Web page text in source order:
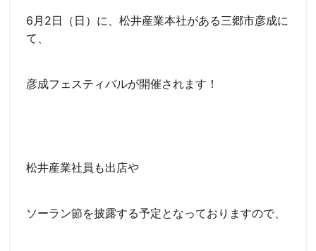
6月2日（日）に、松井産業本社がある三郷市彦成に
て、
彦成フェスティバルが開催されます！
松井産業社員も出店や
ソーラン節を披露する予定となっておりますので、